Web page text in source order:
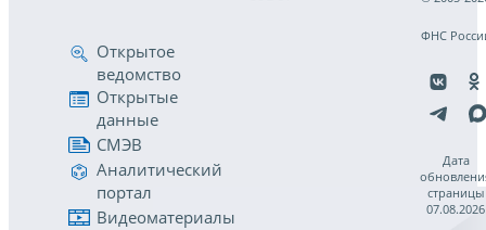
Открытое
ведомство
Открытые
данные
СМЭВ
Аналитический
портал
Видеоматериалы
ФНС
Дата
страницы
07.08.2026